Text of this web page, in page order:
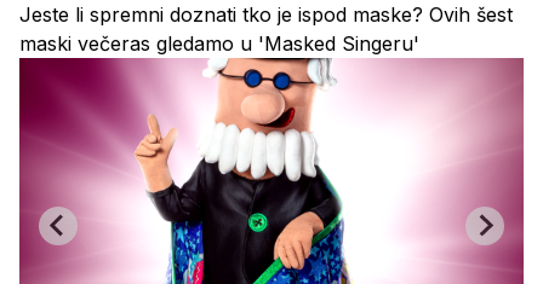
Jeste li spremni doznati tko je ispod maske? Ovih šest
maski večeras gledamo u 'Masked Singeru'